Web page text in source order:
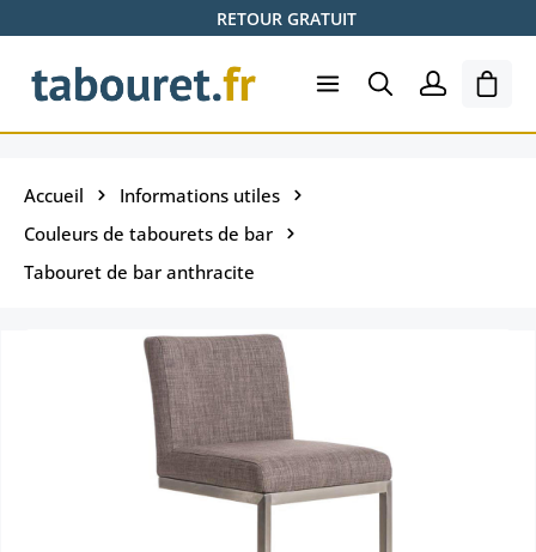
Passer au contenu principalRETOUR GRATUIT
Le
Accueil
Informations utiles
Couleurs de tabourets de bar
Tabouret de bar anthracite